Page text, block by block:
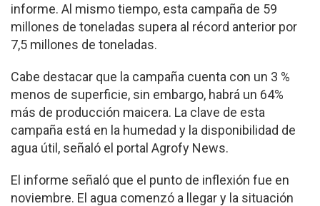
informe. Al mismo tiempo, esta campaña de 59
millones de toneladas supera al récord anterior por
7,5 millones de toneladas.
Cabe destacar que la campaña cuenta con un 3 %
menos de superficie, sin embargo, habrá un 64%
más de producción maicera. La clave de esta
campaña está en la humedad y la disponibilidad de
agua útil, señaló el portal Agrofy News.
El informe señaló que el punto de inflexión fue en
noviembre. El agua comenzó a llegar y la situación